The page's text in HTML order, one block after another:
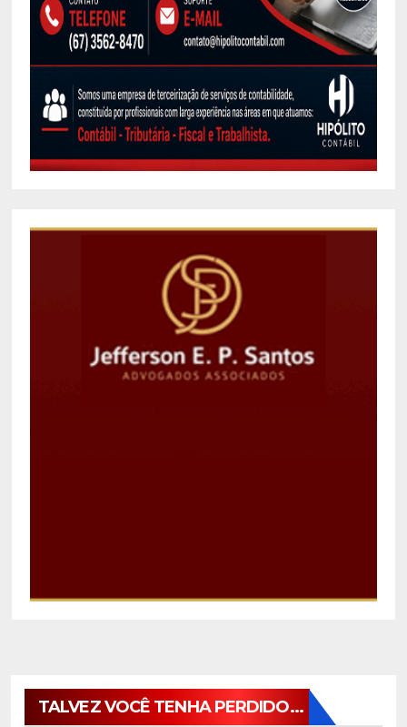
TALVEZ VOCÊ TENHA PERDIDO...